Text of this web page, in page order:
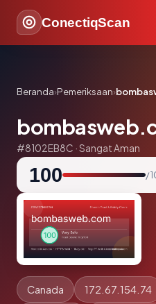
ConectiqScan
Beranda›Pemeriksaan›
#8102EB8C · Sangat Aman
100 /
Canada 172.67.154.74